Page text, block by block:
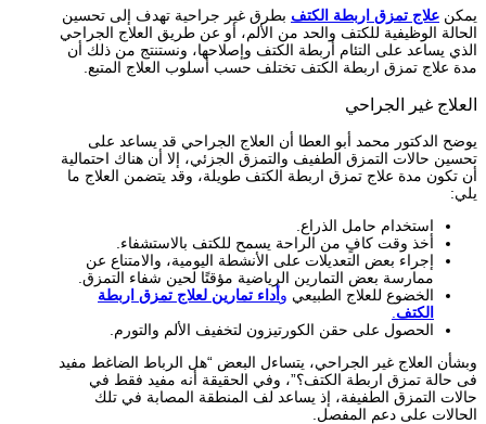
يمكن علاج تمزق اربطة الكتف بطرق غير جراحية تهدف إلى تحسين
الحالة الوظيفية للكتف والحد من الألم، أو عن طريق العلاج الجراحي
الذي يساعد على التئام أربطة الكتف وإصلاحها، ونستنتج من ذلك أن
مدة علاج تمزق اربطة الكتف تختلف حسب أسلوب العلاج المتبع.
العلاج غير الجراحي
يوضح الدكتور محمد أبو العطا أن العلاج الجراحي قد يساعد على
تحسين حالات التمزق الطفيف والتمزق الجزئي، إلا أن هناك احتمالية
أن تكون مدة علاج تمزق اربطة الكتف طويلة، وقد يتضمن العلاج ما
يلي:
استخدام حامل الذراع.
أخذ وقت كافٍ من الراحة يسمح للكتف بالاستشفاء.
إجراء بعض التعديلات على الأنشطة اليومية، والامتناع عن
ممارسة بعض التمارين الرياضية مؤقتًا لحين شفاء التمزق.
الخضوع للعلاج الطبيعي و أداء تمارين لعلاج تمزق اربطة
الكتف
الحصول على حقن الكورتيزون لتخفيف الألم والتورم.
وبشأن العلاج غير الجراحي، يتساءل البعض “هل الرباط الضاغط مفيد
فى حالة تمزق اربطة الكتف؟”، وفي الحقيقة أنه مفيد فقط في
حالات التمزق الطفيفة، إذ يساعد لف المنطقة المصابة في تلك
الحالات على دعم المفصل.